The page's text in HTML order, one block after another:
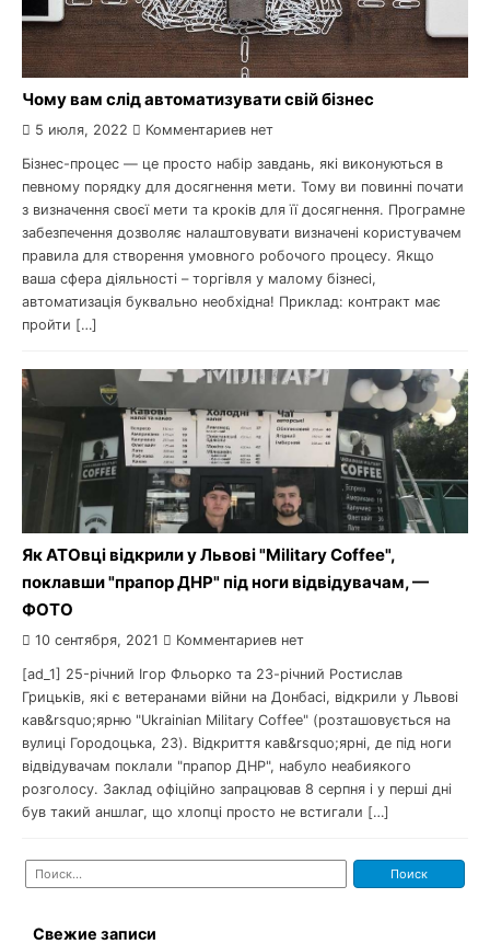
Чому вам слід автоматизувати свій бізнес
5 июля, 2022 Комментариев нет
Бізнес-процес — це просто набір завдань, які виконуються в
певному порядку для досягнення мети. Тому ви повинні почати
з визначення своєї мети та кроків для її досягнення. Програмне
забезпечення дозволяє налаштовувати визначені користувачем
правила для створення умовного робочого процесу. Якщо
ваша сфера діяльності – торгівля у малому бізнесі,
автоматизація буквально необхідна! Приклад: контракт має
пройти […]
Як АТОвці відкрили у Львові "Military Coffee",
поклавши "прапор ДНР" під ноги відвідувачам, —
ФОТО
10 сентября, 2021 Комментариев нет
[ad_1] 25-річний Ігор Фльорко та 23-річний Ростислав
Грицьків, які є ветеранами війни на Донбасі, відкрили у Львові
кав&rsquo;ярню "Ukrainian Military Coffee" (розташовується на
вулиці Городоцька, 23). Відкриття кав&rsquo;ярні, де під ноги
відвідувачам поклали "прапор ДНР", набуло неабиякого
розголосу. Заклад офіційно запрацював 8 серпня і у перші дні
був такий аншлаг, що хлопці просто не встигали […]
Найти:
Свежие записи